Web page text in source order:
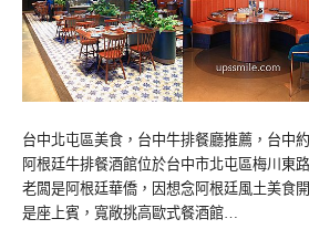
台中北屯區美食，台中牛排餐廳推薦，台中
阿根廷牛排餐酒館位於台中市北屯區梅川東
老闆是阿根廷華僑，因想念阿根廷風土美食
是座上賓，寬敞挑高歐式餐酒館…